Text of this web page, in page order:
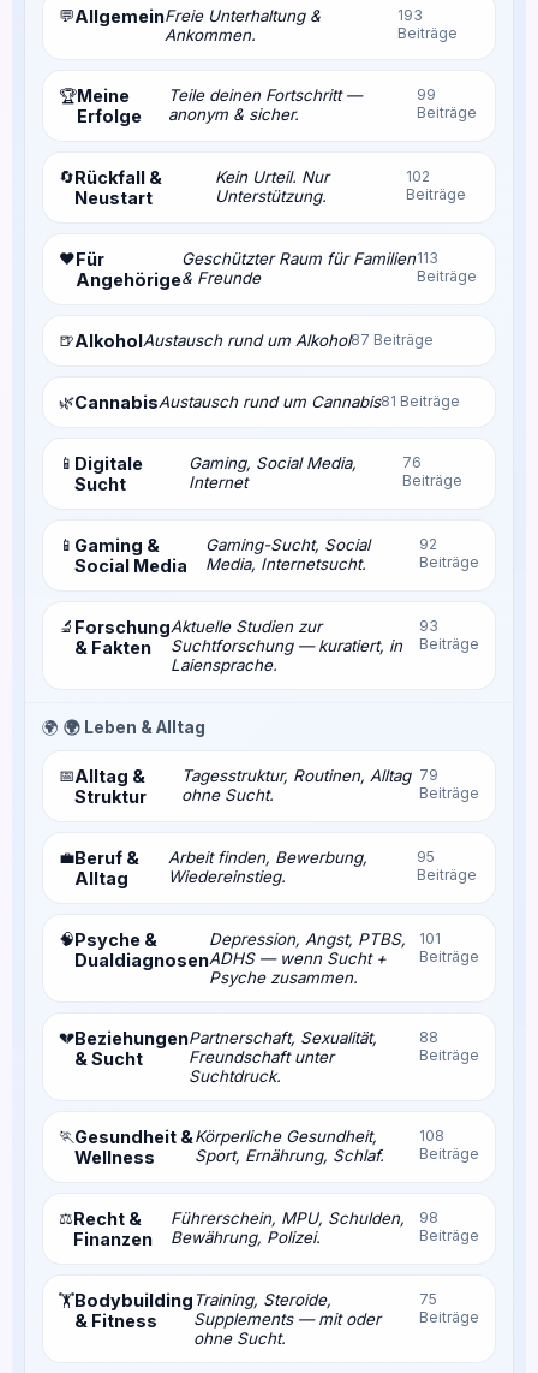
💬AllgemeinFreie Unterhaltung &
Ankommen.
193
Beiträge
🏆Meine
Erfolge
Teile deinen Fortschritt —
anonym & sicher.
99
Beiträge
🔄Rückfall &
Neustart
Kein Urteil. Nur
Unterstützung.
102
Beiträge
❤️Für
Angehörige
Geschützter Raum für Familien
& Freunde
113
Beiträge
🍺AlkoholAustausch rund um Alkohol87 Beiträge
🌿CannabisAustausch rund um Cannabis81 Beiträge
📱 Digitale
Sucht
Gaming, Social Media,
Internet
76
Beiträge
📱 Gaming &
Social Media
Gaming-Sucht, Social
Media, Internetsucht.
92
Beiträge
🔬 Forschung
& Fakten
Aktuelle Studien zur
Suchtforschung — kuratiert, in
Laiensprache.
93
Beiträge
🌍 🌍 Leben & Alltag
📅Alltag &
Struktur
Tagesstruktur, Routinen, Alltag
ohne Sucht.
79
Beiträge
💼Beruf &
Alltag
Arbeit finden, Bewerbung,
Wiedereinstieg.
95
Beiträge
🧠Psyche &
Dualdiagnosen
Depression, Angst, PTBS,
ADHS — wenn Sucht +
Psyche zusammen.
101
Beiträge
💔Beziehungen
& Sucht
Partnerschaft, Sexualität,
Freundschaft unter
Suchtdruck.
88
Beiträge
🏃Gesundheit &
Wellness
Körperliche Gesundheit,
Sport, Ernährung, Schlaf.
108
Beiträge
⚖️Recht &
Finanzen
Führerschein, MPU, Schulden,
Bewährung, Polizei.
98
Beiträge
🏋️Bodybuilding
& Fitness
Training, Steroide,
Supplements — mit oder
ohne Sucht.
75
Beiträge